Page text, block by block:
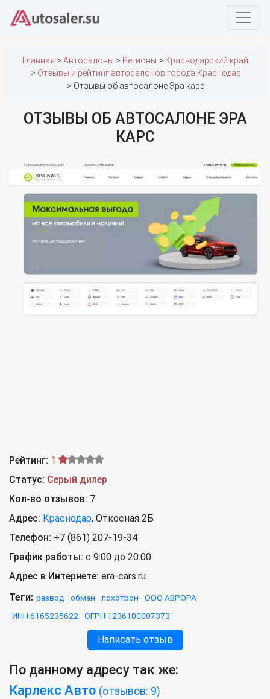
Главная Автосалоны Регионы
Краснодарский край
Отзывы и рейтинг автосалонов города Краснодар
Отзывы об автосалоне Эра карс
ОТЗЫВЫ ОБ АВТОСАЛОНЕ ЭРА
КАРС
Рейтинг: 1
Статус: Серый дилер
Кол-во отзывов: 7
Адрес: Краснодар, Откосная 2Б
Телефон: +7 (861) 207-19-34
График работы: с 9:00 до 20:00
Адрес в Интернете: era-cars.ru
Теги: развод обман лохотрон
ООО АВРОРА
ИНН 6165235622
ОГРН 1236100007373
Написать отзыв
По данному адресу так же:
Карлекс Авто (отзывов: 9)